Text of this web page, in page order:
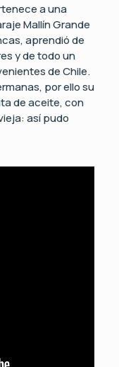
a una
Mallín Grande
aprendió de
y de todo un
de Chile.
por ello su
de aceite, con
así pudo